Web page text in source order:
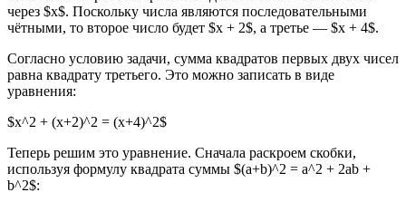
через $x$. Поскольку числа являются последовательными
чётными, то второе число будет $x + 2$, а третье — $x + 4$.
Согласно условию задачи, сумма квадратов первых двух чисел
равна квадрату третьего. Это можно записать в виде
уравнения:
$x^2 + (x+2)^2 = (x+4)^2$
Теперь решим это уравнение. Сначала раскроем скобки,
используя формулу квадрата суммы $(a+b)^2 = a^2 + 2ab +
b^2$: